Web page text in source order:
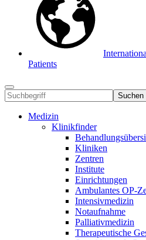
Patients
Suchen
Medizin
Klinikfinder
Kliniken
Zentren
Institute
Einrichtungen
Ambulantes OP-
Intensivmedizin
Notaufnahme
Palliativmedizin
Therapeutische